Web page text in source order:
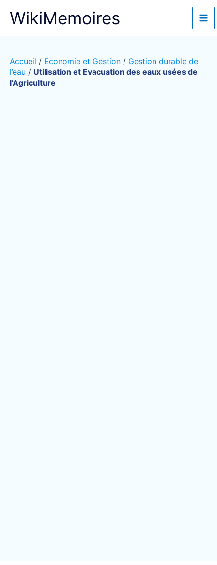
WikiMemoires
Accueil / Economie et Gestion / Gestion durable de
l’eau / Utilisation et Evacuation des eaux usées de
l’Agriculture